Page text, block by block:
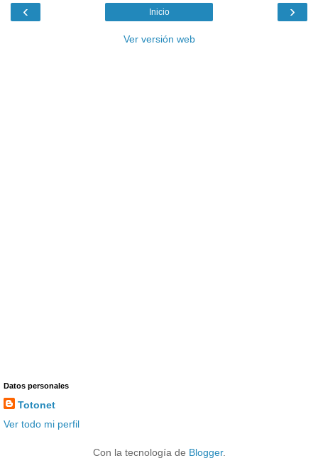
‹ ›
Inicio
Ver versión web
Datos personales
Totonet
Ver todo mi perfil
Con la tecnología de Blogger.